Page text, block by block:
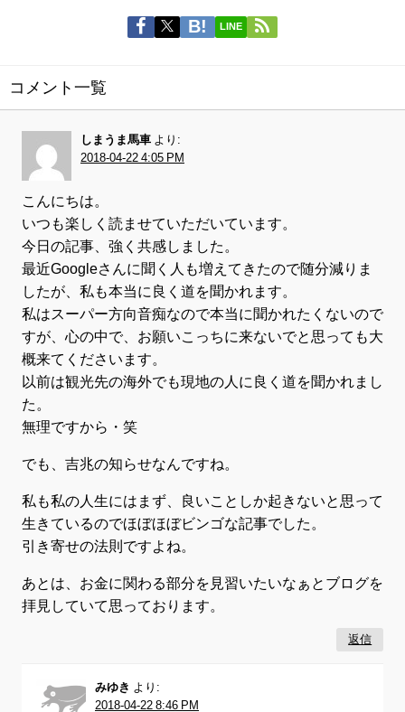
LINE
コメント一覧
しまうま馬車
より:
2018-04-22 4:05 PM
こんにちは。
いつも楽しく読ませていただいています。
今日の記事、強く共感しました。
最近Googleさんに聞く人も増えてきたので随分減りま
したが、私も本当に良く道を聞かれます。
私はスーパー方向音痴なので本当に聞かれたくないので
すが、心の中で、お願いこっちに来ないでと思っても大
概来てくださいます。
以前は観光先の海外でも現地の人に良く道を聞かれまし
た。
無理ですから・笑
でも、吉兆の知らせなんですね。
私も私の人生にはまず、良いことしか起きないと思って
生きているのでほぼほぼビンゴな記事でした。
引き寄せの法則ですよね。
あとは、お金に関わる部分を見習いたいなぁとブログを
拝見していて思っております。
返信
みゆき
より:
2018-04-22 8:46 PM